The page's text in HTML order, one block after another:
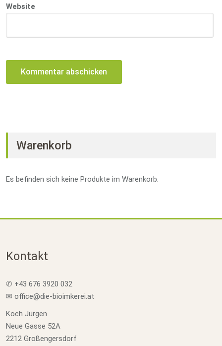
Website
Warenkorb
Es befinden sich keine Produkte im Warenkorb.
Kontakt
✆ +43 676 3920 032
✉ office@die-bioimkerei.at
Koch Jürgen
Neue Gasse 52A
2212 Großengersdorf